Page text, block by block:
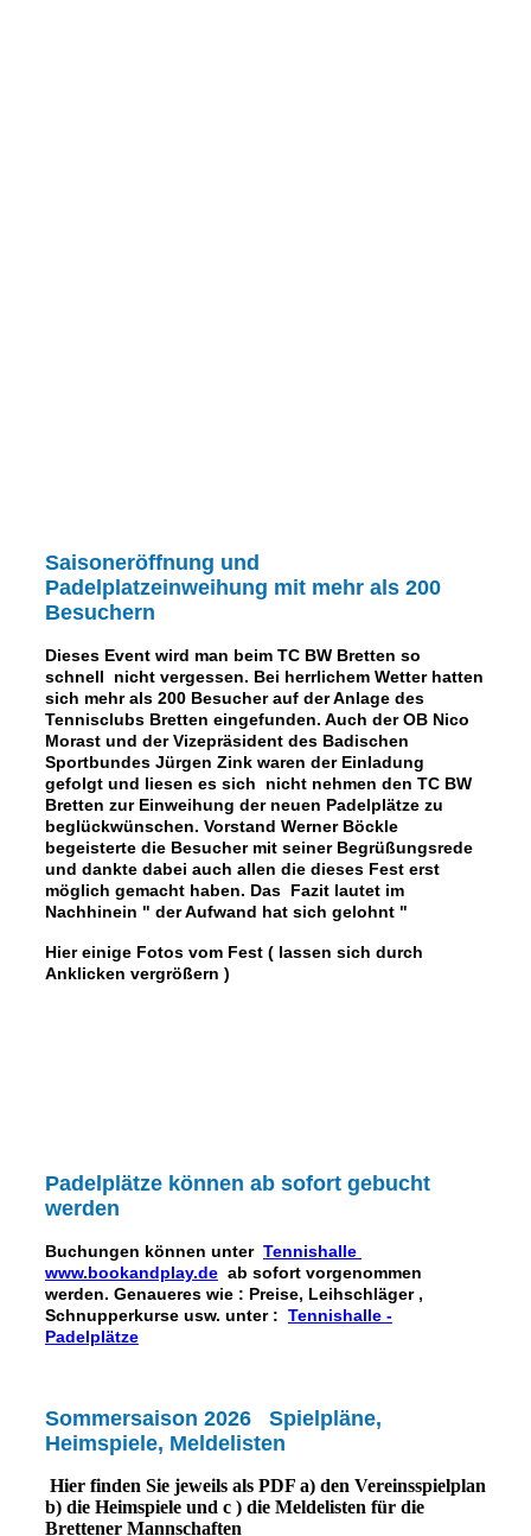
Saisoneröffnung und
Padelplatzeinweihung mit mehr als 200
Besuchern
Dieses Event wird man beim TC BW Bretten so
schnell nicht vergessen. Bei herrlichem Wetter hatten
sich mehr als 200 Besucher auf der Anlage des
Tennisclubs Bretten eingefunden. Auch der OB Nico
Morast und der Vizepräsident des Badischen
Sportbundes Jürgen Zink waren der Einladung
gefolgt und liesen es sich nicht nehmen den TC BW
Bretten zur Einweihung der neuen Padelplätze zu
beglückwünschen. Vorstand Werner Böckle
begeisterte die Besucher mit seiner Begrüßungsrede
und dankte dabei auch allen die dieses Fest erst
möglich gemacht haben. Das Fazit lautet im
Nachhinein " der Aufwand hat sich gelohnt "
Hier einige Fotos vom Fest ( lassen sich durch
Anklicken vergrößern )
Padelplätze können ab sofort gebucht
werden
Buchungen können unter Tennishalle
www.bookandplay.deab sofort vorgenommen
werden. Genaueres wie : Preise, Leihschläger ,
Schnupperkurse usw. unter : Tennishalle -
Padelplätze
Sommersaison 2026 Spielpläne,
Heimspiele, Meldelisten
Hier finden Sie jeweils als PDF a) den Vereinsspielplan
b) die Heimspiele und c ) die Meldelisten für die
Brettener Mannschaften